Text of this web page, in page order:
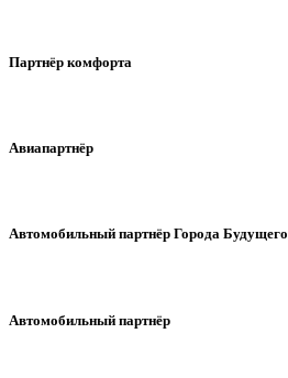
Партнёр комфорта
Авиапартнёр
Автомобильный партнёр Города Будущего
Автомобильный партнёр